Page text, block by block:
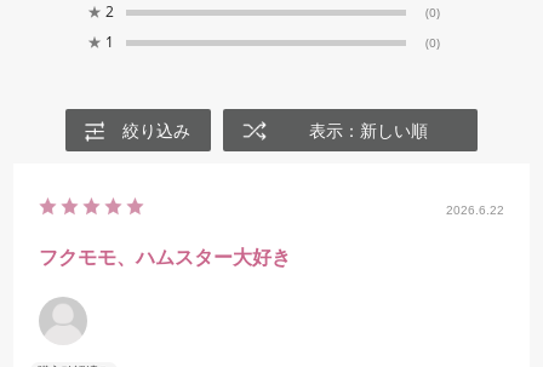
★ 2 (0)
★ 1 (0)
絞り込み 表示：新しい順
2026.6.22
フクモモ、ハムスター大好き